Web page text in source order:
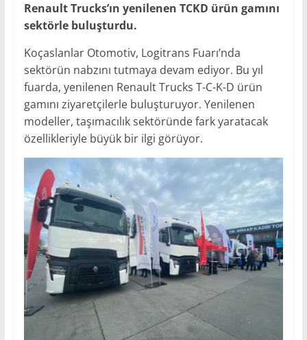
Renault Trucks’ın yenilenen TCKD ürün gamını
sektörle buluşturdu.
Koçaslanlar Otomotiv, Logitrans Fuarı’nda
sektörün nabzını tutmaya devam ediyor. Bu yıl
fuarda, yenilenen Renault Trucks T-C-K-D ürün
gamını ziyaretçilerle buluşturuyor. Yenilenen
modeller, taşımacılık sektöründe fark yaratacak
özellikleriyle büyük bir ilgi görüyor.